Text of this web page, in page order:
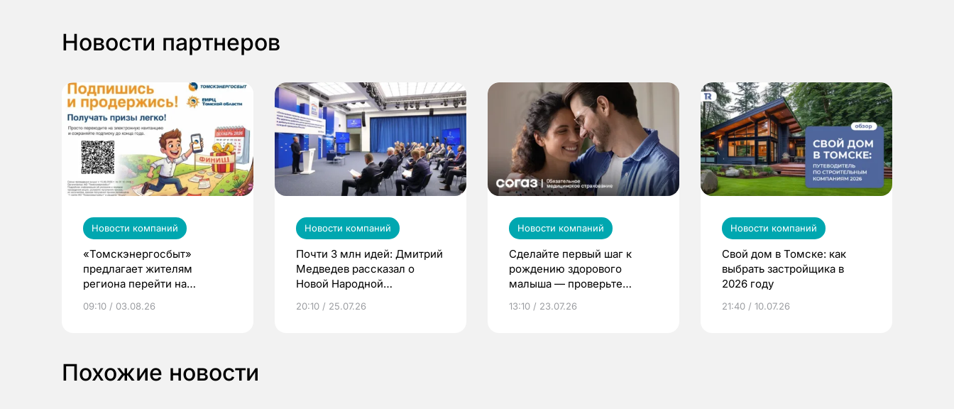
Новости партнеров
Новости компаний
«Томскэнергосбыт»
предлагает жителям
региона перейти на
выиграть призы
09:10 / 03.08.26
Новости компаний
Почти 3 млн идей: Дмитрий
Медведев рассказал о
Новой Народной
20:10 / 25.07.26
Новости компаний
Сделайте первый шаг к
рождению здорового
малыша — проверьте
по ОМС!
13:10 / 23.07.26
Новости компаний
Свой дом в Томске: как
выбрать застройщика в
2026 году
21:40 / 10.07.26
Похожие новости